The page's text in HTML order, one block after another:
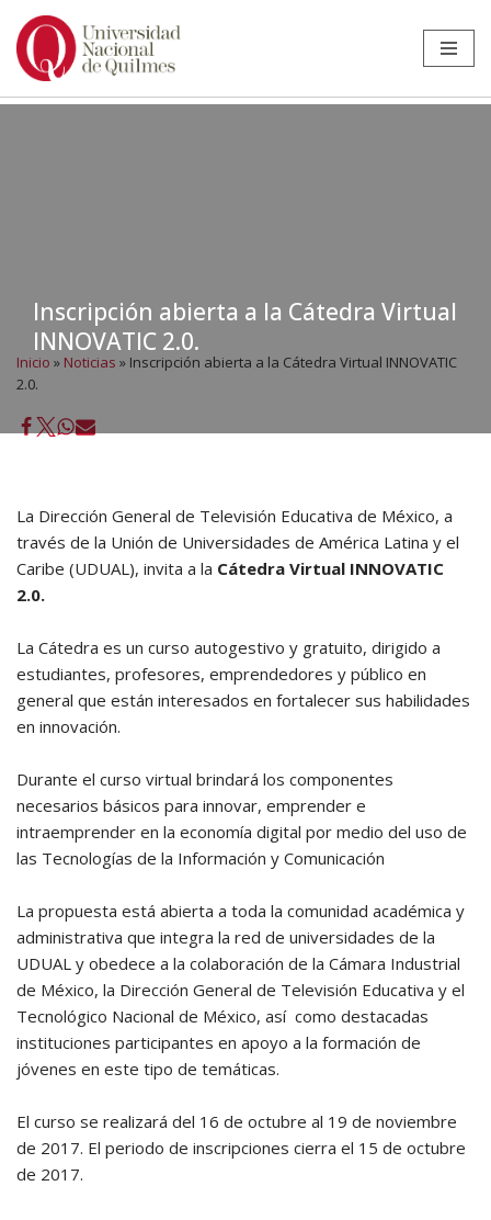
Ir
Inscripción abierta a la Cátedra Virtual
INNOVATIC 2.0.
Inicio » Noticias » Inscripción abierta a la Cátedra Virtual INNOVATIC
2.0.
La Dirección General de Televisión Educativa de México, a
través de la Unión de Universidades de América Latina y el
Caribe (UDUAL), invita a la Cátedra Virtual INNOVATIC
2.0.
La Cátedra es un curso autogestivo y gratuito, dirigido a
estudiantes, profesores, emprendedores y público en
general que están interesados en fortalecer sus habilidades
en innovación.
Durante el curso virtual brindará los componentes
necesarios básicos para innovar, emprender e
intraemprender en la economía digital por medio del uso de
las Tecnologías de la Información y Comunicación
La propuesta está abierta a toda la comunidad académica y
administrativa que integra la red de universidades de la
UDUAL y obedece a la colaboración de la Cámara Industrial
de México, la Dirección General de Televisión Educativa y el
Tecnológico Nacional de México, así como destacadas
instituciones participantes en apoyo a la formación de
jóvenes en este tipo de temáticas.
El curso se realizará del 16 de octubre al 19 de noviembre
de 2017. El periodo de inscripciones cierra el 15 de octubre
de 2017.